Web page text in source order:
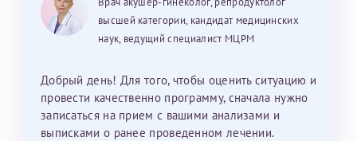
высшей категории, кандидат медицинских
наук, ведущий специалист МЦРМ
Добрый день! Для того, чтобы оценить ситуацию и
провести качественно программу, сначала нужно
записаться на прием с вашими анализами и
выписками о ранее проведенном лечении.